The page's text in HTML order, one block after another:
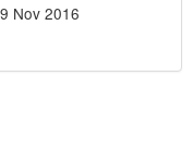
Nov 2016